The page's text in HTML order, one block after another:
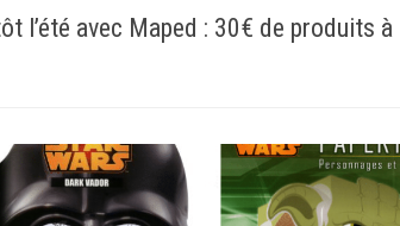
l’été avec Maped : 30€ de produits à